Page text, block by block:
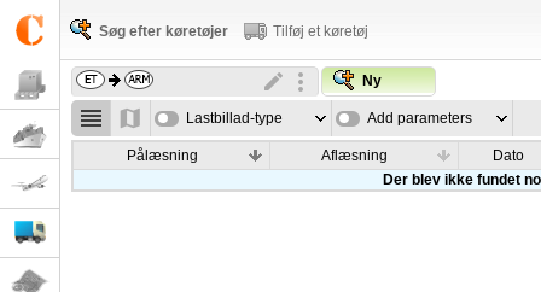
Søg efter køretøjer Tilføj et køretøj
Ny
Lastbillad-type Add parameters
Pålæsning Aflæsning
Dato
Der blev ikke fundet